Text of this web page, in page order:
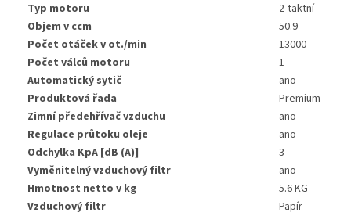
Typ motoru
2-taktní
Objem v ccm
50.9
Počet otáček v ot./min
13000
Počet válců motoru
1
Automatický sytič
ano
Produktová řada
Premium
Zimní předehřívač vzduchu
ano
Regulace průtoku oleje
ano
Odchylka KpA [dB (A)]
3
Vyměnitelný vzduchový filtr
ano
Hmotnost netto v kg
5.6 KG
Vzduchový filtr
Papír